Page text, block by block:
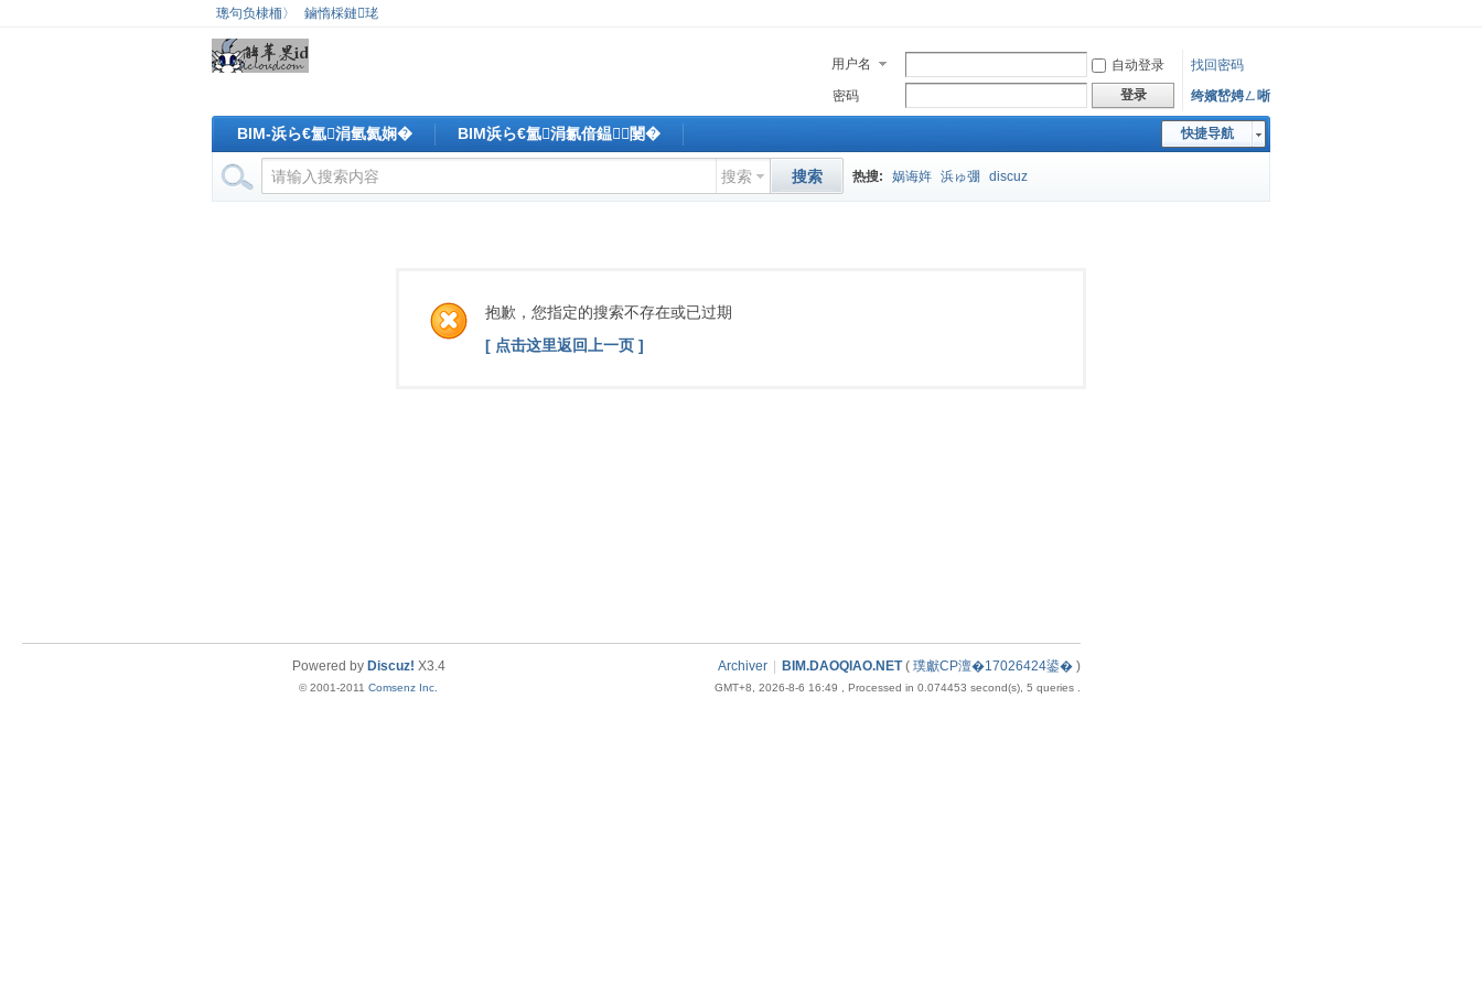
璁句负棣栭〉 鏀惰棌鏈珯
用户名 自动登录
找回密码
密码
登录 绔嬪嵆娉ㄥ唽
快捷导航
BIM-浜ら€氳涓氫氦娴� BIM浜ら€氳涓氱偣鎾闄�
搜索 搜索 热搜: 娲诲姩 浜ゅ弸 discuz
抱歉，您指定的搜索不存在或已过期
[ 点击这里返回上一页 ]
Archiver BIM.DAOQIAO.NET( 璞獻CP澶�17026424鍙� )
GMT+8, 2026-8-6 16:49 , Processed in 0.074453 second(s), 5 queries .
Powered by Discuz! X3.4
© 2001-2011 Comsenz Inc.